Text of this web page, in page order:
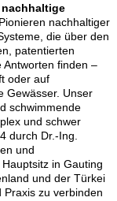
nachhaltiger
die über den
patentierten
Antworten finden –
oder auf
Gewässer. Unser
schwimmende
und schwer
durch Dr.-Ing.
und
in Gauting
und der Türkei
zu verbinden